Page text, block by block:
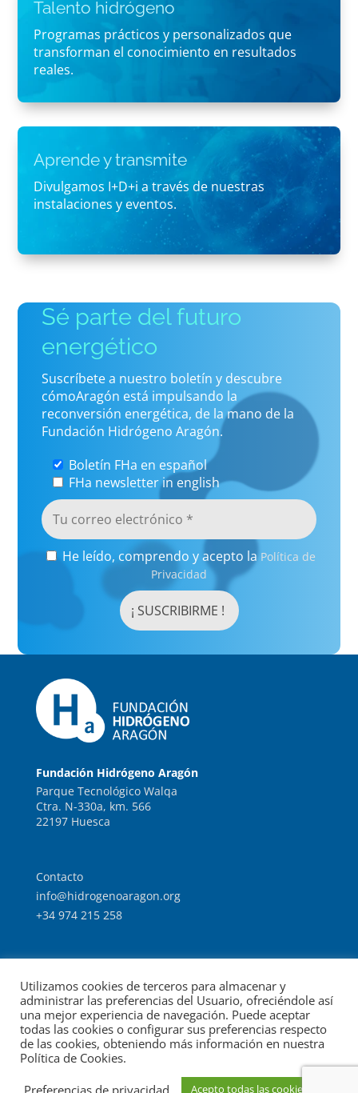
Talento hidrógeno
Programas prácticos y personalizados que
transforman el conocimiento en resultados
reales.
Aprende y transmite
Divulgamos I+D+i a través de nuestras
instalaciones y eventos.
Sé parte del futuro
energético
Suscríbete a nuestro boletín y descubre
cómoAragón está impulsando la
reconversión energética, de la mano de la
Fundación Hidrógeno Aragón.
Boletín FHa en español
FHa newsletter in english
He leído, comprendo y acepto la Política de
Privacidad
Fundación Hidrógeno Aragón
Parque Tecnológico Walqa
Ctra. N-330a, km. 566
22197 Huesca
Contacto
info@hidrogenoaragon.org
+34 974 215 258
Intranet
Información legal Política
Utilizamos cookies de terceros para almacenar y
administrar las preferencias del Usuario, ofreciéndole así
una mejor experiencia de navegación. Puede aceptar
todas las cookies o configurar sus preferencias respecto
de las cookies, obteniendo más información en nuestra
Política de Cookies.
Preferencias de privacidad
Acepto todas las cookies